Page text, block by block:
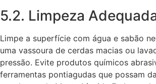
5.2. Limpeza
Limpe a superfície com água e sabão
uma vassoura de cerdas macias ou
pressão. Evite produtos químicos
ferramentas pontiagudas que possam